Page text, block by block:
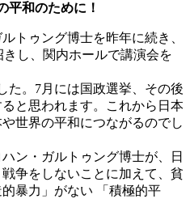
平和のために！
トゥング博士を昨年に続き、
し、関内ホールで講演会を
た。7月には国政選挙、その後
と思われます。これから日本
世界の平和につながるのでし
ン・ガルトゥング博士が、日
争をしないことに加えて、貧
暴力」がない 「積極的平